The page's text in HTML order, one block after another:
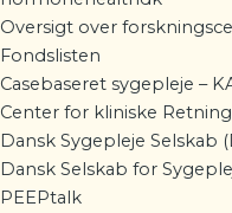
Oversigt over
Fondslisten
Casebaseret sygepleje –
Center for kliniske
Dansk Sygepleje Selskab
Dansk Selskab for
PEEPtalk